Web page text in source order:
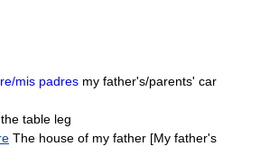
mis padres my father's/parents' car
the table leg
The house of my father [My father's